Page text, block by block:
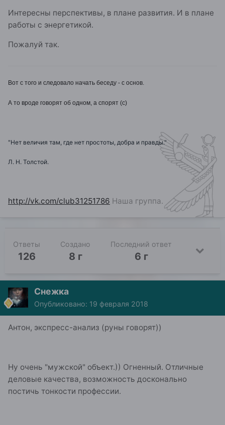
Интересны перспективы, в плане развития. И в плане
работы с энергетикой.
Пожалуй так.
Вот с того и следовало начать беседу - с основ.
А то вроде говорят об одном, а спорят (с)
"Нет величия там, где нет простоты, добра и правды."
Л. Н. Толстой.
http://vk.com/club31251786 Наша группа.
Ответы
126
Создано
8 г
Последний ответ
6 г
Снежка
Опубликовано: 19 февраля 2018
Антон, экспресс-анализ (руны говорят))
Ну очень "мужской" объект.)) Огненный. Отличные
деловые качества, возможность досконально
постичь тонкости профессии.